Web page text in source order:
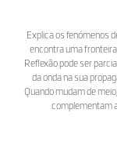
Explica os fenómenos
encontra uma
Reflexão pode ser
da onda na sua
Quando mudam de
complementam